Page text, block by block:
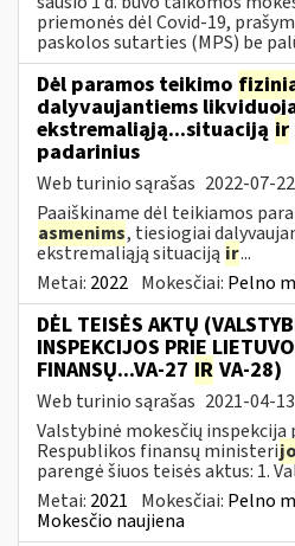
priemonės dėl Covid-19,
paskolos sutarties (MPS) be
Dėl paramos teikimo
dalyvaujantiems
ekstremaliąją...situaciją ir
padarinius
Web turinio sąrašas 2022-07-22
Paaiškiname dėl teikiamos
asmenims, tiesiogiai
ekstremaliąją situaciją ir...
Metai: 2022 Mokesčiai: Pelno
DĖL TEISĖS AKTŲ
INSPEKCIJOS PRIE
FINANSŲ...VA-27 IR VA-28)
Web turinio sąrašas 2021-04-13
Valstybinė mokesčių inspekcija
Respublikos finansų ministeri
parengė šiuos teisės aktus: 1.
Metai: 2021 Mokesčiai: Pelno
Mokesčio naujiena